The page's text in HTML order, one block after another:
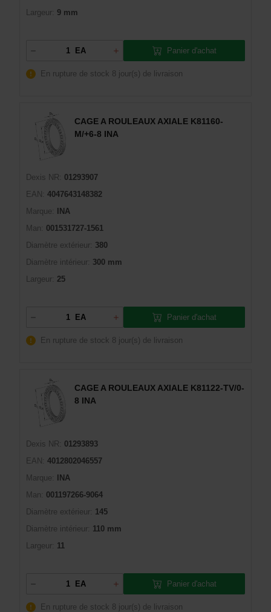
Largeur: 9 mm
EA Panier d'achat
En rupture de stock 8 jour(s) de livraison
CAGE A ROULEAUX AXIALE K81160-
M/+6-8 INA
Dexis NR:
01293907
EAN:
4047643148382
Marque:
INA
Man:
001531727-1561
Diamètre extérieur: 380
Diamètre intérieur: 300 mm
Largeur: 25
EA Panier d'achat
En rupture de stock 8 jour(s) de livraison
CAGE A ROULEAUX AXIALE K81122-TV/0-
8 INA
Dexis NR:
01293893
EAN:
4012802046557
Marque:
INA
Man:
001197266-9064
Diamètre extérieur: 145
Diamètre intérieur: 110 mm
Largeur: 11
EA Panier d'achat
En rupture de stock 8 jour(s) de livraison